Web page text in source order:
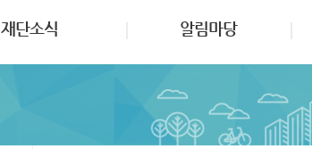
재단소식 알림마당